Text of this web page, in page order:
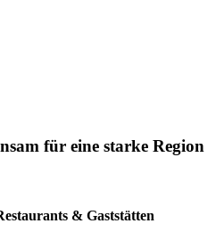
für eine starke Region
& Gaststätten